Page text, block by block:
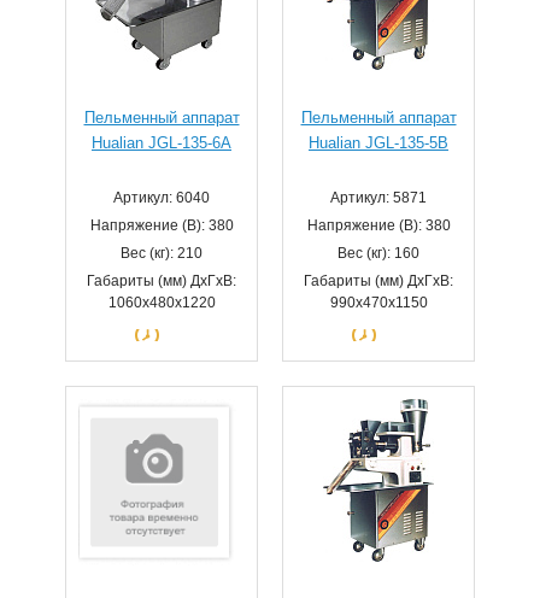
Пельменный аппарат
Hualian JGL-135-6A
Артикул: 6040
Напряжение (В): 380
Вес (кг): 210
Габариты (мм) ДхГхВ:
1060x480x1220
Пельменный аппарат
Hualian JGL-135-5B
Артикул: 5871
Напряжение (В): 380
Вес (кг): 160
Габариты (мм) ДхГхВ:
990x470x1150